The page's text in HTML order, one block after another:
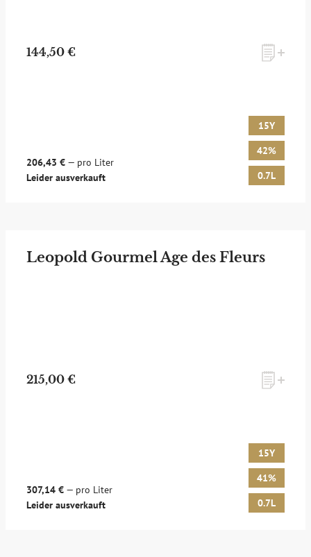
144,50 €
206,43 € — pro Liter
Leider ausverkauft
15Y
42%
0.7L
Leopold Gourmel Age des Fleurs
215,00 €
307,14 € — pro Liter
Leider ausverkauft
15Y
41%
0.7L